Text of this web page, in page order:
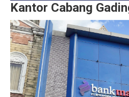
Kantor Cabang